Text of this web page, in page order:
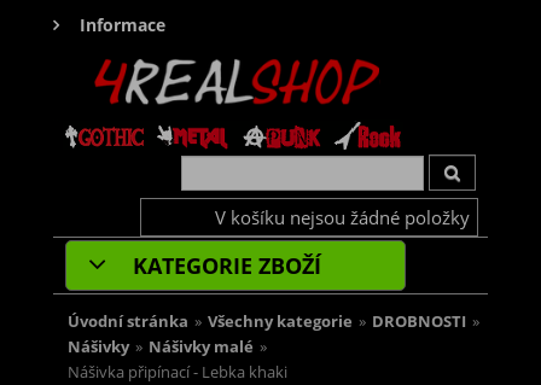
Informace
V košíku nejsou žádné položky
KATEGORIE ZBOŽÍ
Úvodní stránka » Všechny kategorie » DROBNOSTI »
Nášivky » Nášivky malé »
Nášivka připínací - Lebka khaki